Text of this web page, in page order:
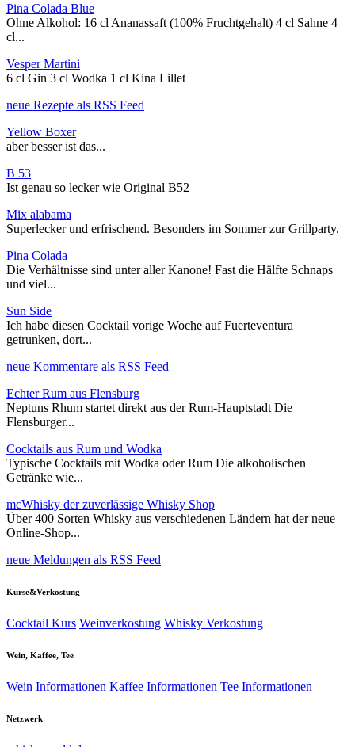
Pina Colada Blue
Ohne Alkohol: 16 cl Ananassaft (100% Fruchtgehalt) 4 cl Sahne 4
cl...
Vesper Martini
6 cl Gin 3 cl Wodka 1 cl Kina Lillet
neue Rezepte als RSS Feed
Yellow Boxer
aber besser ist das...
B 53
Ist genau so lecker wie Original B52
Mix alabama
Superlecker und erfrischend. Besonders im Sommer zur Grillparty.
Pina Colada
Die Verhältnisse sind unter aller Kanone! Fast die Hälfte Schnaps
und viel...
Sun Side
Ich habe diesen Cocktail vorige Woche auf Fuerteventura
getrunken, dort...
neue Kommentare als RSS Feed
Echter Rum aus Flensburg
Neptuns Rhum startet direkt aus der Rum-Hauptstadt Die
Flensburger...
Cocktails aus Rum und Wodka
Typische Cocktails mit Wodka oder Rum Die alkoholischen
Getränke wie...
mcWhisky der zuverlässige Whisky Shop
Über 400 Sorten Whisky aus verschiedenen Ländern hat der neue
Online-Shop...
neue Meldungen als RSS Feed
Kurse&Verkostung
Cocktail Kurs Weinverkostung Whisky Verkostung
Wein, Kaffee, Tee
Wein Informationen Kaffee Informationen Tee Informationen
Netzwerk